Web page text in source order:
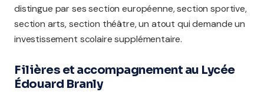
distingue par ses section européenne, section sportive,
section arts, section théâtre, un atout qui demande un
investissement scolaire supplémentaire.
Filières et accompagnement au Lycée
Édouard Branly